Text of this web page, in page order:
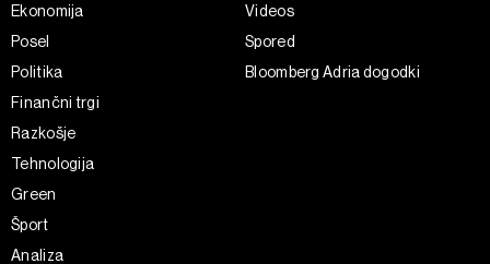
Ekonomija
Posel
Politika
Finančni trgi
Razkošje
Tehnologija
Green
Šport
Analiza
Videos
Spored
Bloomberg Adria dogodki